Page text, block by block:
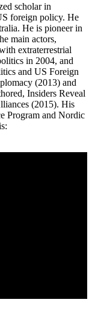
scholar in
foreign policy. He
He is pioneer in
main actors,
extraterrestrial
in 2004, and
and US Foreign
(2013) and
Insiders Reveal
(2015). His
Program and Nordic